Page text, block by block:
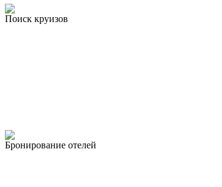
Поиск круизов
Бронирование отелей